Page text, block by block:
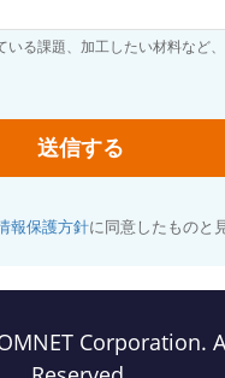
いる課題、加工したい材料など
報保護方針に同意したものと
Corporation.